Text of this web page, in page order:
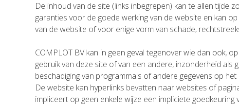
De inhoud van de site (links inbegrepen) kan te allen tijde
garanties voor de goede werking van de website en kan
van de website of voor enige vorm van schade,
COMPLOT BV kan in geen geval tegenover wie dan ook,
gebruik van deze site of van een andere, inzonderheid als
beschadiging van programma's of andere gegevens op
De website kan hyperlinks bevatten naar websites of
impliceert op geen enkele wijze een impliciete goedkeuring